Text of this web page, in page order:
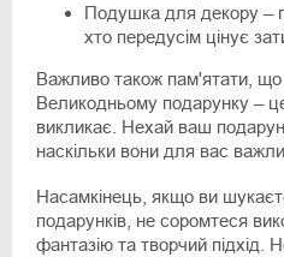
Подушка для декору –
хто передусім цінує
Важливо також пам'ятати, що
Великодньому подарунку – це
викликає. Нехай ваш
наскільки вони для вас
Насамкінець, якщо ви
подарунків, не соромтеся
фантазію та творчий підхід.